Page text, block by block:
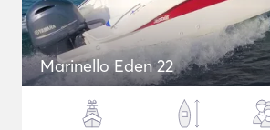
Marinello Eden 22